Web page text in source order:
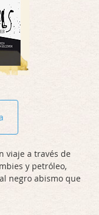
viaje a través de
y petróleo,
negro abismo que